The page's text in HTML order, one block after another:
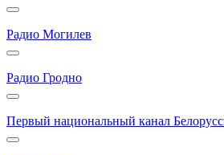
Радио Могилев
Радио Гродно
Первый национальный канал